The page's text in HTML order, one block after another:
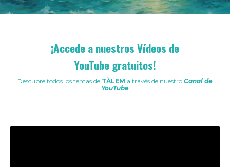
¡Accede a nuestros Vídeos de
YouTube gratuitos!
Descubre todos los temas de TÀLEM a través de nuestro Canal de
YouTube